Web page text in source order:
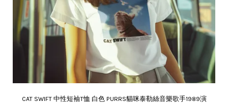
CAT SWIFT 中性短袖T恤 白色 PURRS貓咪泰勒絲音樂歌手1989演